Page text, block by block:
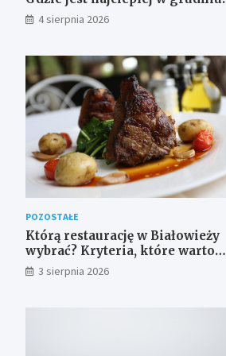
4 sierpnia 2026
POZOSTAŁE
Którą restaurację w Białowieży
wybrać? Kryteria, które warto
sprawdzić przed rezerwacją
3 sierpnia 2026